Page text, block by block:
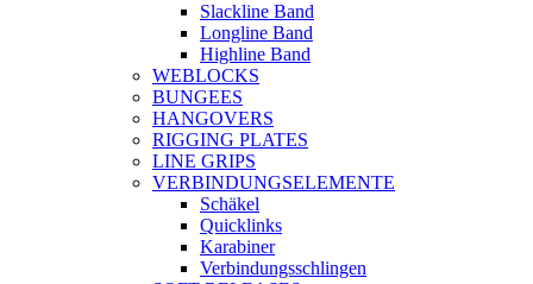
Slackline Band
Longline Band
Highline Band
WEBLOCKS
BUNGEES
HANGOVERS
RIGGING PLATES
LINE GRIPS
VERBINDUNGSELEMENTE
Schäkel
Quicklinks
Karabiner
Verbindungsschlingen